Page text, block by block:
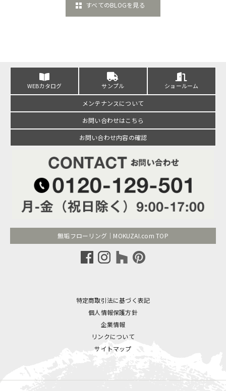
すべてのBLOGを見る
WEBカタログ サンプル ショールーム
メンテナンスについて
お問い合わせはこちら
お問い合わせ内容の確認
無垢フローリング｜MOKUZAI.com TOP
特定商取引法に基づく表記
個人情報保護方針
企業情報
リンクについて
サイトマップ